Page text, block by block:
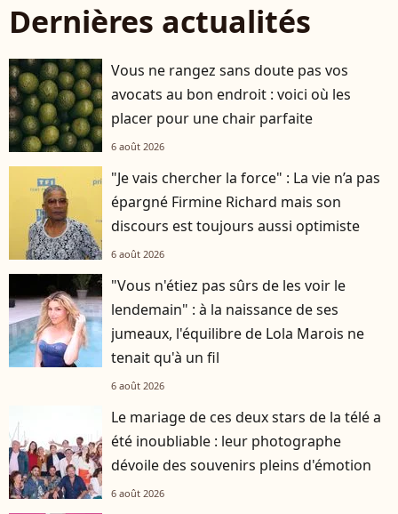
Dernières actualités
Vous ne rangez sans doute pas vos
avocats au bon endroit : voici où les
placer pour une chair parfaite
6 août 2026
"Je vais chercher la force" : La vie n’a pas
épargné Firmine Richard mais son
discours est toujours aussi optimiste
6 août 2026
"Vous n'étiez pas sûrs de les voir le
lendemain" : à la naissance de ses
jumeaux, l'équilibre de Lola Marois ne
tenait qu'à un fil
6 août 2026
Le mariage de ces deux stars de la télé a
été inoubliable : leur photographe
dévoile des souvenirs pleins d'émotion
6 août 2026